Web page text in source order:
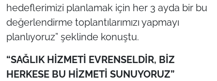
hedeflerimizi planlamak için her 3 ayda bir bu
değerlendirme toplantılarımızı yapmayı
planlıyoruz” şeklinde konuştu.
“SAĞLIK HİZMETİ EVRENSELDİR, BİZ
HERKESE BU HİZMETİ SUNUYORUZ”